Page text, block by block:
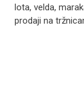
lota, velda,
prodaji na